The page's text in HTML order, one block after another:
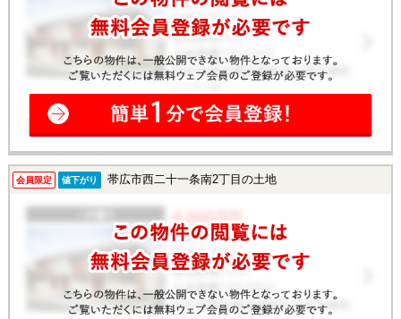
会員限定 値下がり 帯広市西二十一条南2丁目の土地